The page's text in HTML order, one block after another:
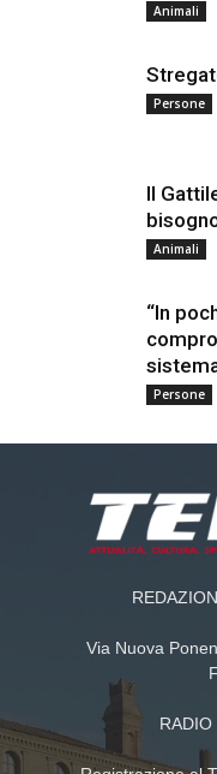
Animali
Persone
Il
Animali
“In
Persone
Via Nuova